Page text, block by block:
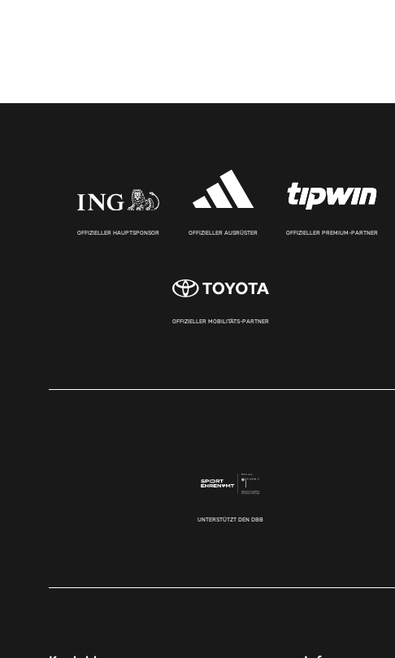
OFFIZIELLER HAUPTSPONSOR OFFIZIELLER AUSRÜSTER OFFIZIELLER PREMIUM-PARTNER
OFFIZIELLER MOBILITÄTS-PARTNER
UNTERSTÜTZT DEN DBB